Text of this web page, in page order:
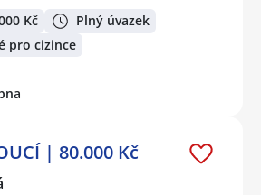
Kč
Plný úvazek
pro cizince
| 80.000 Kč